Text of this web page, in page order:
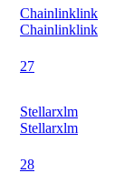
Chainlinklink
Chainlinklink
27
Stellarxlm
Stellarxlm
28